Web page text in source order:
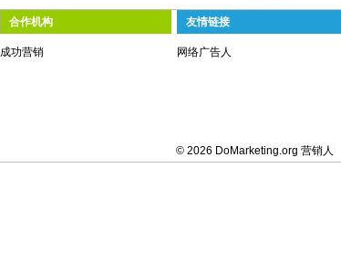
合作机构
成功营销
友情链接
网络广告人
© 2026 DoMarketing.org 营销人